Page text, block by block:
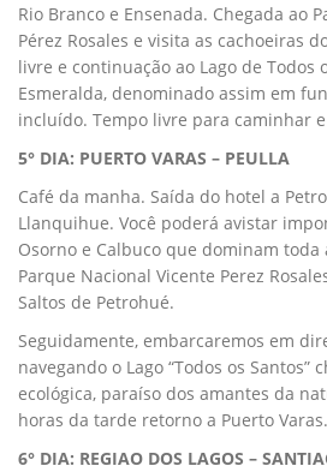
Rio Branco e Ensenada. Chegada ao
Pérez Rosales e visita as cachoeiras
livre e continuação ao Lago de Todos
Esmeralda, denominado assim em
incluído. Tempo livre para caminhar
5° DIA: PUERTO VARAS – PEULLA
Café da manha. Saída do hotel a
Llanquihue. Você poderá avistar
Osorno e Calbuco que dominam toda
Parque Nacional Vicente Perez
Saltos de Petrohué.
Seguidamente, embarcaremos em
navegando o Lago “Todos os Santos”
ecológica, paraíso dos amantes da
horas da tarde retorno a Puerto
6° DIA: REGIAO DOS LAGOS –